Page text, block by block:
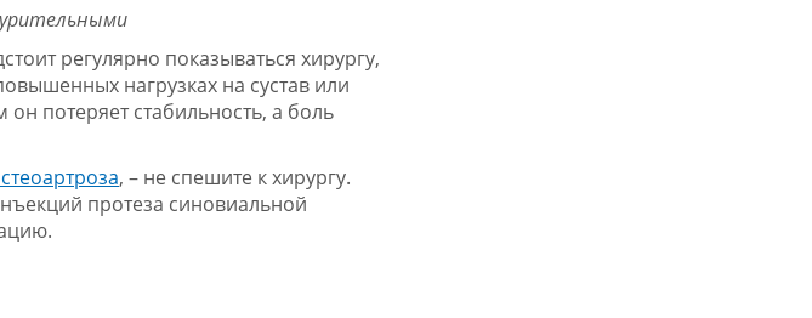
регулярно показываться хирургу,
нагрузках на сустав или
потеряет стабильность, а боль
, – не спешите к хирургу.
протеза синовиальной